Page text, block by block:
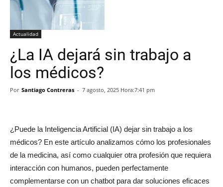
Actualidad
¿La IA dejará sin trabajo a
los médicos?
Por Santiago Contreras - 7 agosto, 2025 Hora:7:41 pm
¿Puede la Inteligencia Artificial (IA) dejar sin trabajo a los
médicos? En este artículo analizamos cómo los profesionales
de la medicina, así como cualquier otra profesión que requiera
interacción con humanos, pueden perfectamente
complementarse con un chatbot para dar soluciones eficaces